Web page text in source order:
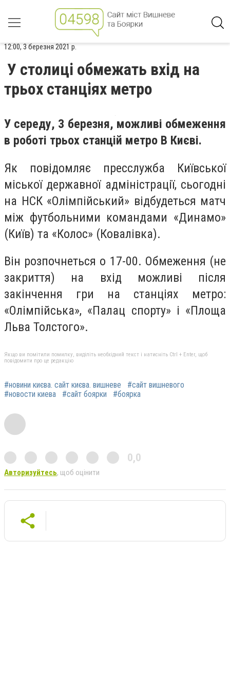
12:00, 3 березня 2021 р.
У столиці обмежать вхід на
трьох станціях метро
У середу, 3 березня, можливі обмеження
в роботі трьох станцій метро В Києві.
Як повідомляє пресслужба Київської
міської державної адміністрації, сьогодні
на НСК «Олімпійський» відбудеться матч
між футбольними командами «Динамо»
(Київ) та «Колос» (Ковалівка).
Він розпочнеться о 17-00. Обмеження (не
закриття) на вхід можливі після
закінчення гри на станціях метро:
«Олімпійська», «Палац спорту» і «Площа
Льва Толстого».
Якщо ви помітили помилку, виділіть необхідний текст і натисніть Ctrl + Enter, щоб
повідомити про це редакцію
#новини києва. сайт києва. вишневе
#сайт вишневого
#новости киева
#сайт боярки #боярка
0,0
Авторизуйтесь, щоб оцінити